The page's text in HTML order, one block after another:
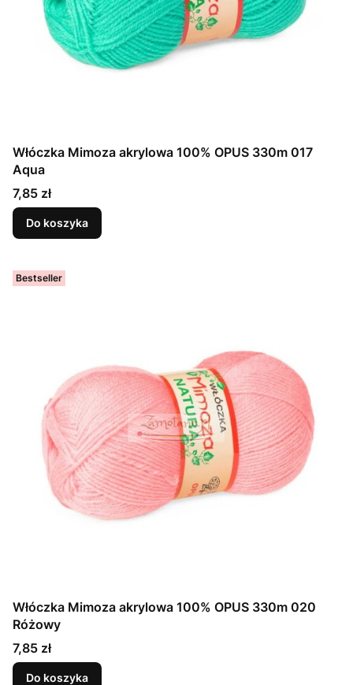
Włóczka Mimoza akrylowa 100% OPUS 330m 017
Aqua
Cena
7,85 zł
Do koszyka
Bestseller
Włóczka Mimoza akrylowa 100% OPUS 330m 020
Różowy
Cena
7,85 zł
Do koszyka